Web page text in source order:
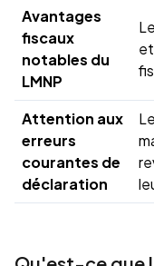
Avantages
fiscaux
notables du
LMNP
Attention aux
erreurs
courantes de
déclaration